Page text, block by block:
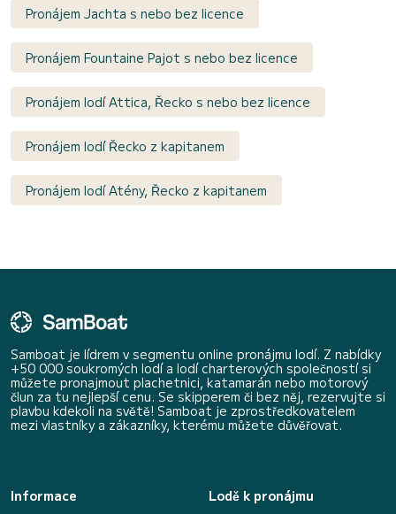
Pronájem Jachta s nebo bez licence
Pronájem Fountaine Pajot s nebo bez licence
Pronájem lodí Attica, Řecko s nebo bez licence
Pronájem lodí Řecko z kapitanem
Pronájem lodí Atény, Řecko z kapitanem
Samboat je lídrem v segmentu online pronájmu lodí. Z nabídky
+50 000 soukromých lodí a lodí charterových společností si
můžete pronajmout plachetnici, katamarán nebo motorový
člun za tu nejlepší cenu. Se skipperem či bez něj, rezervujte si
plavbu kdekoli na světě! Samboat je zprostředkovatelem
mezi vlastníky a zákazníky, kterému můžete důvěřovat.
Informace
Lodě k pronájmu